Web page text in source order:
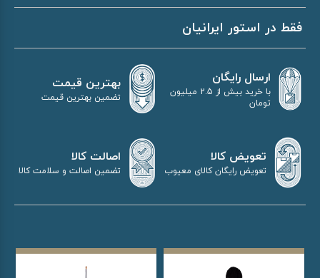
فقط در استور ایرانیان
ارسال رایگان
با خرید بیش از 2.5 میلیون
تومان
بهترین قیمت
تضمین بهترین قیمت
تعویض کالا
تعویض رایگان کالای معیوب
اصالت کالا
تضمین اصالت و سلامت کالا